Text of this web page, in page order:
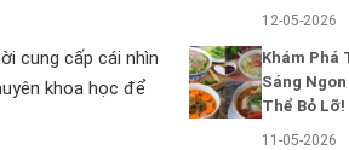
cung cấp cái nhìn
khoa học để
12-05-2026
Khám Phá
Sáng Ngon
Thể Bỏ Lỡ!
11-05-2026